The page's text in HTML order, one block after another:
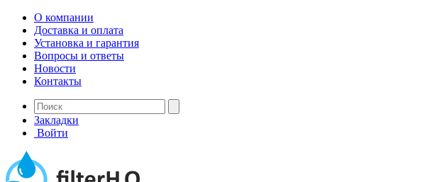
О компании
Доставка и оплата
Установка и гарантия
Вопросы и ответы
Новости
Контакты
Закладки
Войти